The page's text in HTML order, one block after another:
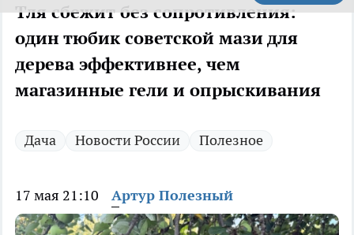
Тля сбежит без сопротивления:
один тюбик советской мази для
дерева эффективнее, чем
магазинные гели и опрыскивания
Дача Новости России Полезное
17 мая 21:10 Артур Полезный